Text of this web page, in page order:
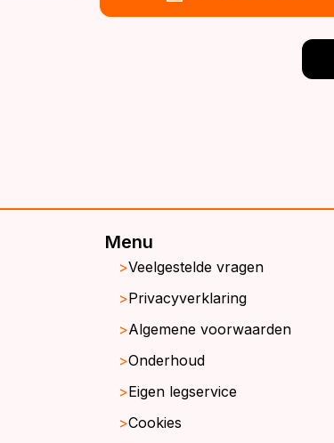
Menu
Veelgestelde vragen
Privacyverklaring
Algemene voorwaarden
Onderhoud
Eigen legservice
Cookies